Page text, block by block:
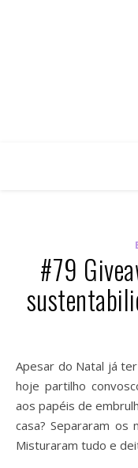
#79
Apesar do Natal já ter passado, o objectivo central do que
hoje partilho
aos papéis de
casa? Separaram os
Misturaram tudo e